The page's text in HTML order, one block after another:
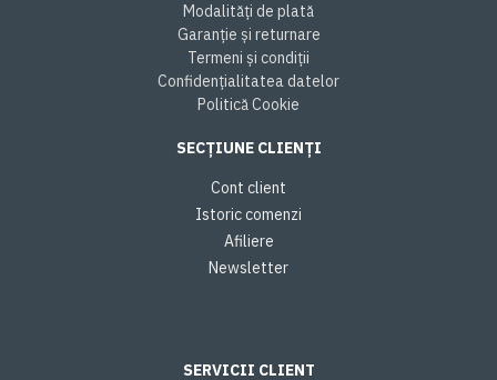
Modalități de plată
Garanție și returnare
Termeni și condiții
Confidențialitatea datelor
Politică Cookie
SECȚIUNE CLIENȚI
Cont client
Istoric comenzi
Afiliere
Newsletter
SERVICII CLIENT